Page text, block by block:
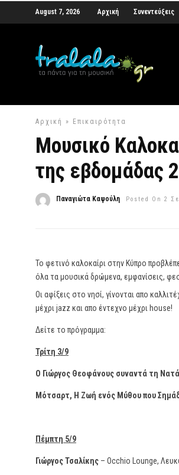
August 7, 2026 Αρχική Συνεντεύξεις
Αρχική » Επικαιρότητα
Μουσικό
της εβδομάδας
Παναγιώτα Καψούλη Posted On 2
Το φετινό καλοκαίρι στην Κύπρο
όλα τα μουσικά δρώμενα, εμφανίσεις,
Οι αφίξεις στο νησί, γίνονται απο
μέχρι jazz και απο έντεχνο μέχρι house!
Δείτε το πρόγραμμα:
Τρίτη 3/9
Ο Γιώργος Θεοφάνους συναντά τη
Μότσαρτ, Η Ζωή ενός Μύθου που
Πέμπτη 5/9
Γιώργος Τσαλίκης – Occhio Lounge,